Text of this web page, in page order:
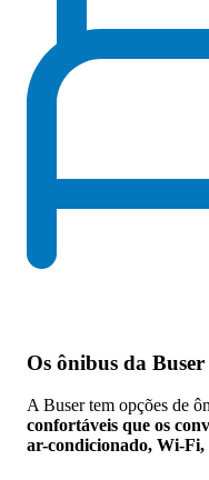
Os ônibus da
A Buser tem opções de
confortáveis que os
ar-condicionado, Wi-Fi,